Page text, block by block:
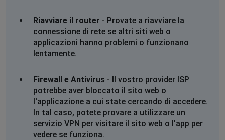
Riavviare il router - Provate a riavviare la
connessione di rete se altri siti web o
applicazioni hanno problemi o funzionano
lentamente.
Firewall e Antivirus - Il vostro provider ISP
potrebbe aver bloccato il sito web o
l'applicazione a cui state cercando di accedere.
In tal caso, potete provare a utilizzare un
servizio VPN per visitare il sito web o l'app per
vedere se funziona.